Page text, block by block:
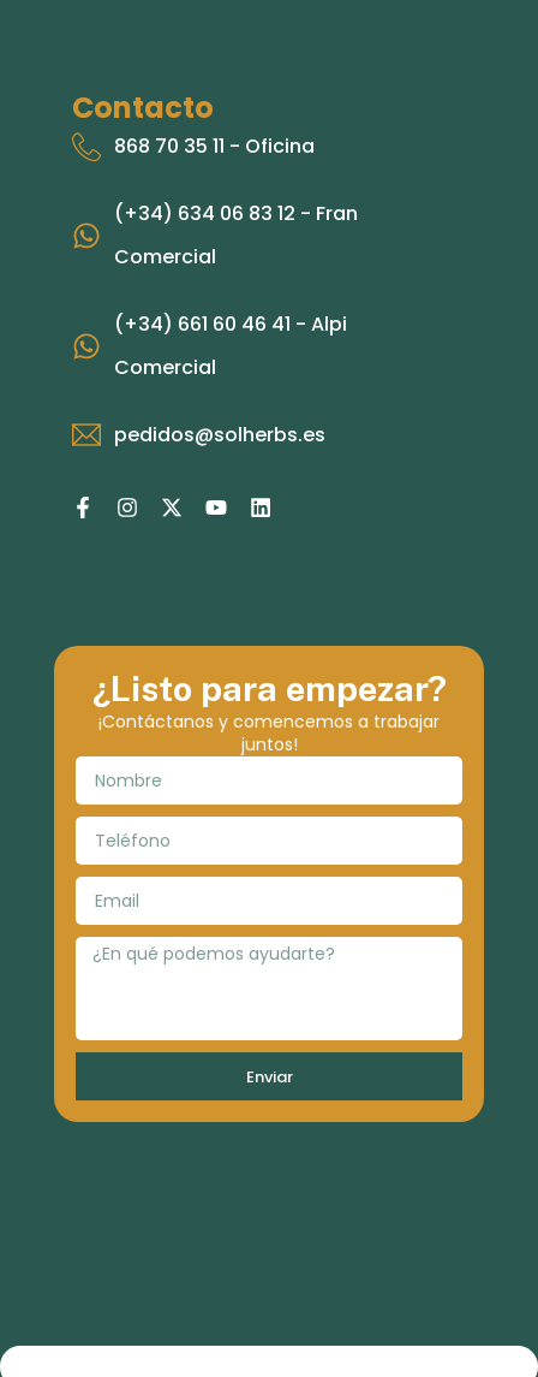
Contacto
868 70 35 11 - Oficina
(+34) 634 06 83 12 - Fran
Comercial
(+34) 661 60 46 41 - Alpi
Comercial
pedidos@solherbs.es
¿Listo para empezar?
¡Contáctanos y comencemos a trabajar
juntos!
Enviar